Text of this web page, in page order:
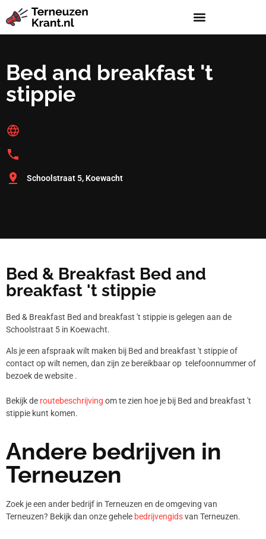
Bed and breakfast 't
stippie
Schoolstraat 5, Koewacht
Bed & Breakfast Bed and
breakfast 't stippie
Bed & Breakfast Bed and breakfast 't stippie is gelegen aan de
Schoolstraat 5 in Koewacht.
Als je een afspraak wilt maken bij Bed and breakfast 't stippie of
contact op wilt nemen, dan zijn ze bereikbaar op telefoonnummerof
bezoek de website .
Bekijk de routebeschrijving om te zien hoe je bij Bed and breakfast 't
stippie kunt komen.
Andere bedrijven in
Terneuzen
Zoek je een ander bedrijf in Terneuzen en de omgeving van
Terneuzen? Bekijk dan onze gehele bedrijvengidsvan Terneuzen.